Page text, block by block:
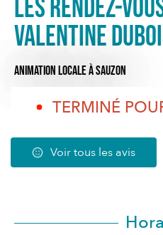
Les rendez-
Valentine
ANIMATION LOCALEÀ SAUZON
TERMINÉ
Voir tous les avis